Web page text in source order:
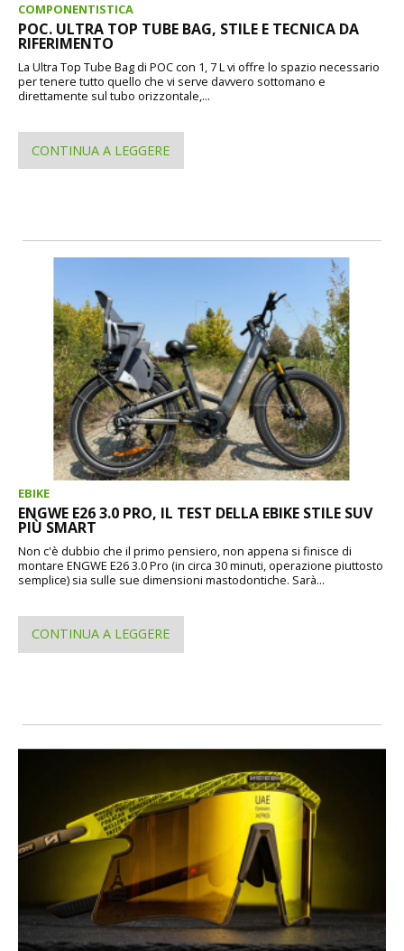
COMPONENTISTICA
POC. ULTRA TOP TUBE BAG, STILE E TECNICA DA
RIFERIMENTO
La Ultra Top Tube Bag di POC con 1, 7 L vi offre lo spazio necessario
per tenere tutto quello che vi serve davvero sottomano e
direttamente sul tubo orizzontale,...
CONTINUA A LEGGERE
EBIKE
ENGWE E26 3.0 PRO, IL TEST DELLA EBIKE STILE SUV
PIÙ SMART
Non c'è dubbio che il primo pensiero, non appena si finisce di
montare ENGWE E26 3.0 Pro (in circa 30 minuti, operazione piuttosto
semplice) sia sulle sue dimensioni mastodontiche. Sarà...
CONTINUA A LEGGERE